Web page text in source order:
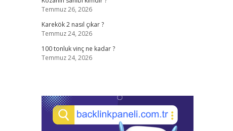
Temmuz 26, 2026
Karekök 2 nasıl çıkar ?
Temmuz 24, 2026
100 tonluk vinç ne kadar ?
Temmuz 24, 2026